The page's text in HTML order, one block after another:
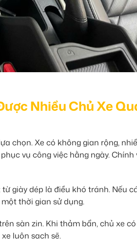
Nhiều Chủ Xe
chọn. Xe có không gian rộng,
vụ công việc hằng ngày. Chính
giày dép là điều khó tránh. Nếu
thời gian sử dụng.
sàn zin. Khi thảm bẩn, chủ xe
luôn sạch sẽ.